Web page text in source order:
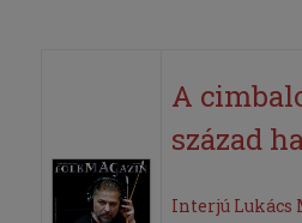
A
század
Interjú Lukács